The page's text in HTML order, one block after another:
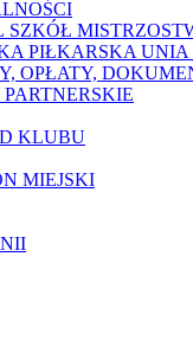
SZKÓŁ
PIŁKARSKA UNIA
OPŁATY,
KLUBU
MIEJSKI